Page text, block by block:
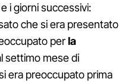
i giorni successivi:
che si era presentato
perla
settimo mese di
era preoccupato prima